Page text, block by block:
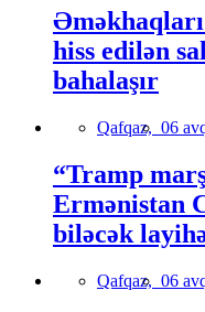
hiss edilən
bahalaşır
Qafqaz, 06
“Tramp
Ermənistan
biləcək
Qafqaz, 06